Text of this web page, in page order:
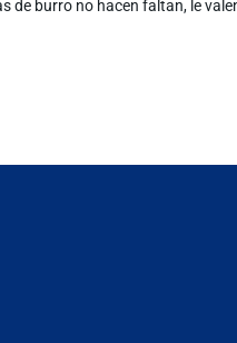
de burro no hacen faltan, le